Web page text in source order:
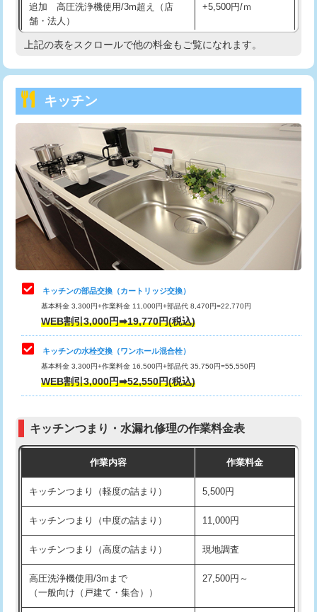
持込商品取付（浄水器・分岐水栓） 16,500円
持込商品取付（温水洗浄便座） 22,000円
持込商品取付（普通便座⇔温水洗浄便
22,000円
給水管工事※（ホール加工)
給水管工事※（バンド止め) 3,300円
給水管工事※（支持金具設置) 5,500円
給水管工事※（保温材使用（バンド止
め込み）)
5,500円
給水管工事※（土の掘削・埋め戻し作
11,000円
給水管工事※（塩ビ管（VP・HI）使
用/3ｍまで)
給水管工事※（塩ビ管（VP・HI）使
用（追加）/3ｍ超え)
給水管工事※（ライニング鋼管・銅
管・ポリ管・HT管使用/3ｍまで)
44,000円
管・ポリ管・HT管使用/3ｍ超え)
排水管工事（土の掘削・埋め戻し作
11,000円~
排水管工事（排水管工事/3ｍまで） 55,000円
排水管工事（追加 排水管工事/3ｍ超
+11,000円
マス交換（土の掘削・埋め戻し作業）
マス交換（深さ50㎝未満）
追加 高圧洗浄機使用/3m超え（店
舗・法人）
+5,500円/ｍ
高度高圧洗浄換 現地調査
トーラー機使用/3mまで
追加トーラー機使用/3m超え +3,300円
カメラ調査 33,000円
桝清掃 8,800円
止水・漏水調査・防水処理・清掃・修
理・調整・分解・加工など（軽作業）
11,000円
止水・漏水調査・防水処理・清掃・修
理・調整・分解・加工など（中作業）
22,000円
止水・漏水調査・防水処理・清掃・修
理・調整・分解・加工など（重作業）
33,000円
お風呂タンク脱着
その他部品の脱着
式・ワンホール）)
交換・取付(排水栓・排水トラップ
22,000円+材料費
持込商品取付（単水栓）
上記の表をスクロールで他の料金もご覧になれます。
キッチン
キッチンの部品交換（カートリッジ交換）
基本料金 3,300円+作業料金 11,000円+部品代 8,470円=22,770円
WEB割引3,000円➡19,770円(税込)
キッチンの水栓交換（ワンホール混合栓）
基本料金 3,300円+作業料金 16,500円+部品代 35,750円=55,550円
WEB割引3,000円➡52,550円(税込)
キッチンつまり・水漏れ修理の作業料金表
作業内容 作業料金
キッチンつまり（軽度の詰まり） 5,500円
キッチンつまり（中度の詰まり） 11,000円
キッチンつまり（高度の詰まり） 現地調査
高圧洗浄機使用/3mまで
（一般向け（戸建て・集合））
27,500円～